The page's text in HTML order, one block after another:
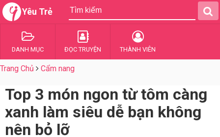
Yêu Trẻ
DANH MỤC ĐỌC TRUYỆN THÀNH VIÊN
Trang Chủ Cẩm nang
Top 3 món ngon từ tôm càng
xanh làm siêu dễ bạn không
nên bỏ lỡ